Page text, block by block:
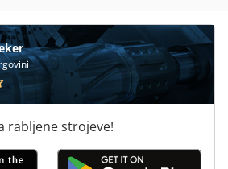
rabljene strojeve!